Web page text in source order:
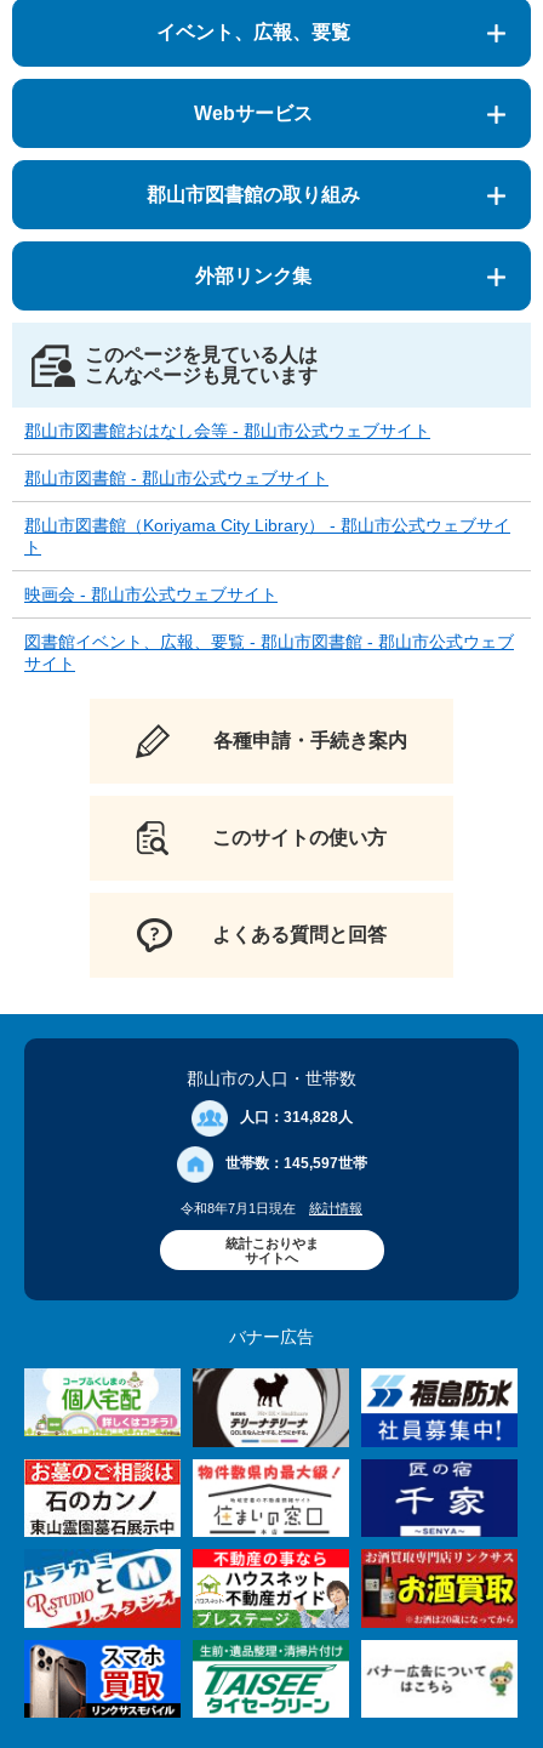
イベント、広報、要覧
Webサービス
郡山市図書館の取り組み
外部リンク集
このページを見ている人は
こんなページも見ています
郡山市図書館おはなし会等 - 郡山市公式ウェブサイト
郡山市図書館 - 郡山市公式ウェブサイト
郡山市図書館（Koriyama City Library） - 郡山市公式ウェブサイ
ト
映画会 - 郡山市公式ウェブサイト
図書館イベント、広報、要覧 - 郡山市図書館 - 郡山市公式ウェブ
サイト
各種申請・手続き案内
このサイトの使い方
よくある質問と回答
郡山市の人口 ・世帯数
人口： 314,828人
世帯数： 145,597世帯
令和8年7月1日現在 統計情報
統計こおりやま
サイトへ
バナー広告